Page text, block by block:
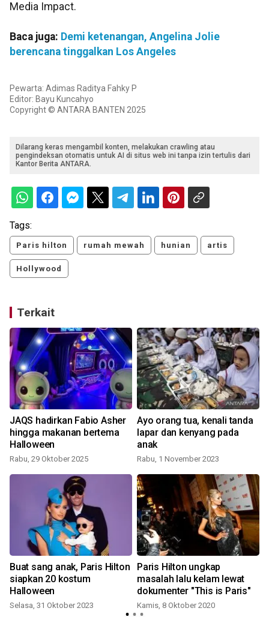
Media Impact.
Baca juga: Demi ketenangan, Angelina Jolie
berencana tinggalkan Los Angeles
Pewarta: Adimas Raditya Fahky P
Editor: Bayu Kuncahyo
Copyright © ANTARA BANTEN 2025
Dilarang keras mengambil konten, melakukan crawling atau
pengindeksan otomatis untuk AI di situs web ini tanpa izin tertulis dari
Kantor Berita ANTARA.
Tags:
Paris hilton rumah mewah hunian artis
Hollywood
Terkait
JAQS hadirkan Fabio Asher
hingga makanan bertema
Halloween
Rabu, 29 Oktober 2025
Ayo orang tua, kenali tanda
lapar dan kenyang pada
anak
Rabu, 1 November 2023
Buat sang anak, Paris Hilton
siapkan 20 kostum
Halloween
Selasa, 31 Oktober 2023
Paris Hilton ungkap
masalah lalu kelam lewat
dokumenter "This is Paris"
Kamis, 8 Oktober 2020